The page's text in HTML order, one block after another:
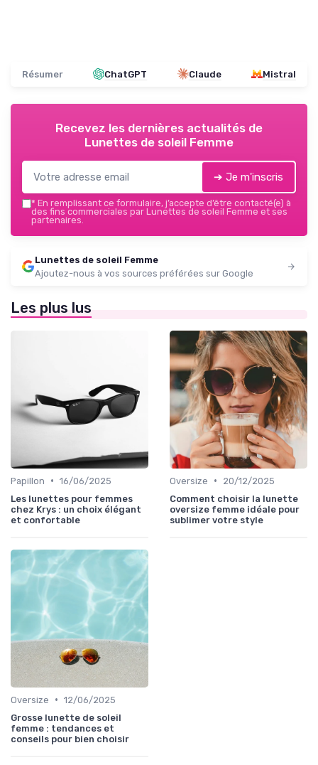
Résumer ChatGPT Claude Mistral
Recevez les dernières actualités de
Lunettes de soleil Femme
➔ Je m'inscris
* En remplissant ce formulaire, j’accepte d’être contacté(e) à
des fins commerciales par Lunettes de soleil Femme et ses
partenaires.
Lunettes de soleil Femme
Ajoutez-nous à vos sources préférées sur Google
Les plus lus
Papillon • 16/06/2025
Les lunettes pour femmes
chez Krys : un choix élégant
et confortable
Oversize •
20/12/2025
Comment choisir la lunette
oversize femme idéale pour
sublimer votre style
Oversize • 12/06/2025
Grosse lunette de soleil
femme : tendances et
conseils pour bien choisir